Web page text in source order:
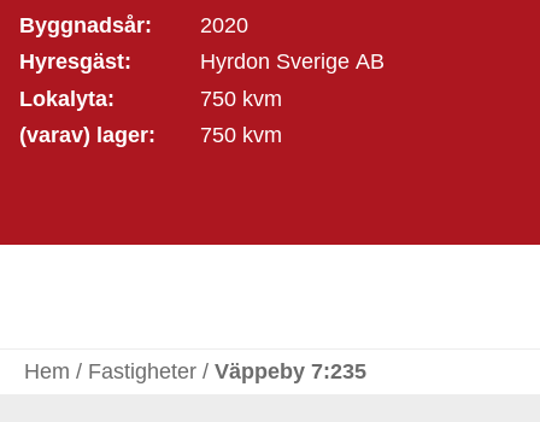
Byggnadsår:
2020
Hyresgäst:
Hyrdon Sverige AB
Lokalyta:
750 kvm
(varav) lager:
750 kvm
Hem / Fastigheter / Väppeby 7:235